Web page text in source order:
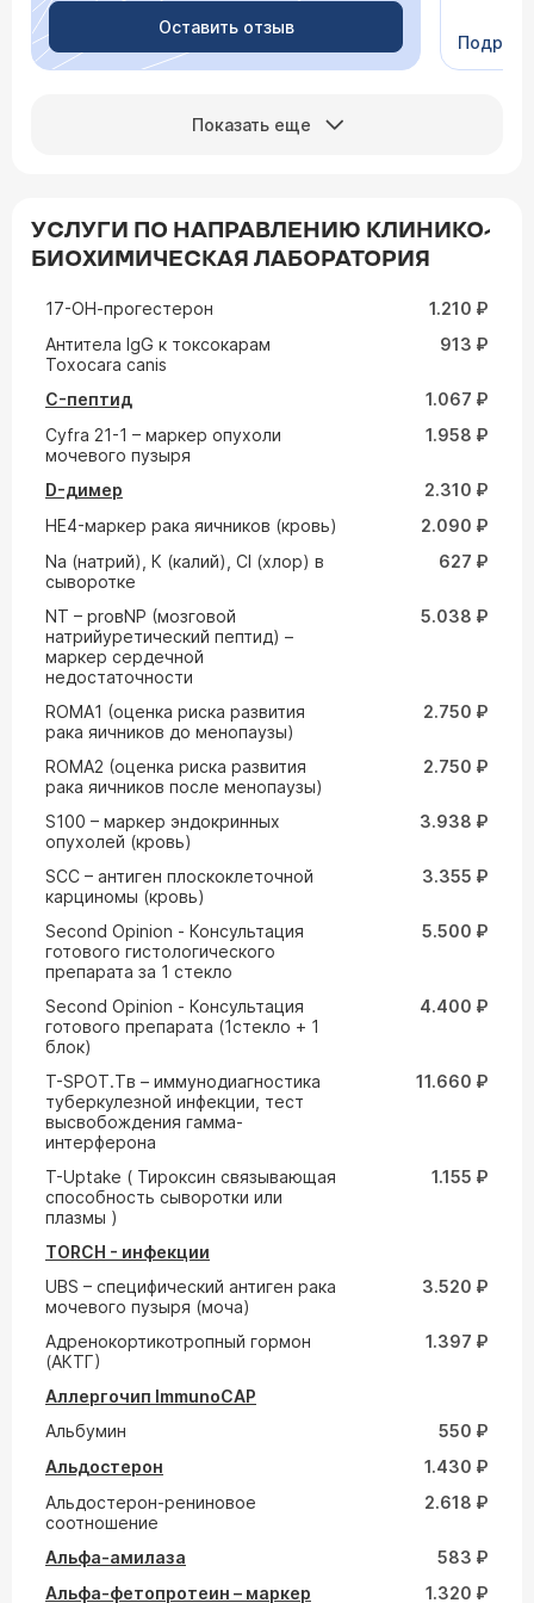
Оставить отзыв
Сейчас
Показать еще
УСЛУГИ ПО НАПРАВЛЕНИЮ КЛИНИКО-
БИОХИМИЧЕСКАЯ ЛАБОРАТОРИЯ
17-ОН-прогестерон
1.210 ₽
Aнтитела IgG к токсокарам
Toxocara canis
913 ₽
C-пептид
1.067 ₽
Cyfra 21-1 – маркер опухоли
мочевого пузыря
1.958 ₽
D-димер
2.310 ₽
HE4-маркер рака яичников (кровь)
2.090 ₽
Na (натрий), К (калий), Cl (хлор) в
сыворотке
627 ₽
NT – proвNP (мозговой
натрийуретический пептид) –
маркер сердечной
недостаточности
5.038 ₽
ROMA1 (оценка риска развития
рака яичников до менопаузы)
2.750 ₽
ROMA2 (оценка риска развития
рака яичников после менопаузы)
2.750 ₽
S100 – маркер эндокринных
опухолей (кровь)
3.938 ₽
SCC – антиген плоскоклеточной
карциномы (кровь)
3.355 ₽
Second Opinion - Консультация
готового гистологического
препарата за 1 стекло
5.500 ₽
Second Opinion - Консультация
готового препарата (1стекло + 1
блок)
4.400 ₽
T-SPOT.Tв – иммунодиагностика
туберкулезной инфекции, тест
высвобождения гамма-
интерферона
11.660 ₽
T-Uptake ( Тироксин связывающая
способность сыворотки или
плазмы )
1.155 ₽
TORCH - инфекции
UВS – специфический антиген рака
мочевого пузыря (моча)
3.520 ₽
Адренокортикотропный гормон
(АКТГ)
1.397 ₽
Аллергочип ImmunoCAP
Альбумин
550 ₽
Альдостерон
1.430 ₽
Альдостерон-рениновое
соотношение
2.618 ₽
Альфа-амилаза
583 ₽
Альфа-фетопротеин – маркер
1.320 ₽